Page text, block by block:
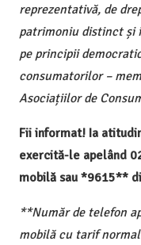
reprezentativă, de
patrimoniu distinct și
pe principii
consumatorilor –
Asociațiilor de
Fii informat! Ia
exercită-le apelând
mobilă sau *9615**
**Număr de telefon
mobilă cu tarif